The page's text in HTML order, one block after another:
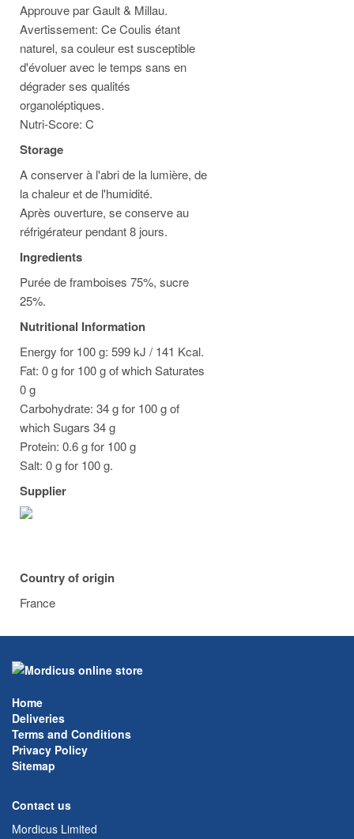
Approuve par Gault & Millau.
Avertissement: Ce Coulis étant
naturel, sa couleur est susceptible
d'évoluer avec le temps sans en
dégrader ses qualités
organoléptiques.
Nutri-Score: C
Storage
A conserver à l'abri de la lumière, de
la chaleur et de l'humidité.
Après ouverture, se conserve au
réfrigérateur pendant 8 jours.
Ingredients
Purée de framboises 75%, sucre
25%.
Nutritional Information
Energy for 100 g: 599 kJ / 141 Kcal.
Fat: 0 g for 100 g of which Saturates
0 g
Carbohydrate: 34 g for 100 g of
which Sugars 34 g
Protein: 0.6 g for 100 g
Salt: 0 g for 100 g.
Supplier
Country of origin
France
Home
Deliveries
Terms and Conditions
Privacy Policy
Sitemap
Contact us
Mordicus Limited